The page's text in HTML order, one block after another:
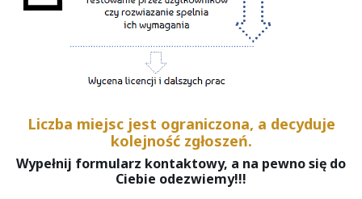
Liczba miejsc jest ograniczona, a decyduje
kolejność zgłoszeń.
Wypełnij formularz kontaktowy, a na pewno się do
Ciebie odezwiemy!!!